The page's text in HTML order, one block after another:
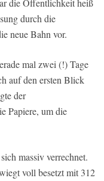
die Öffentlichkeit heiß
durch die
neue Bahn vor.
mal zwei (!) Tage
auf den ersten Blick
der
Papiere, um die
massiv verrechnet.
voll besetzt mit 312